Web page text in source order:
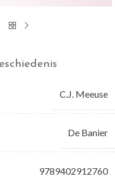
C.J. Meeuse
De Banier
9789402912760